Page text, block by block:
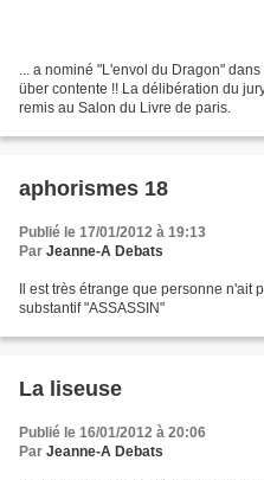
... a nominé "L'envol du Dragon"
über contente !! La délibération du
remis au Salon du Livre de paris.
aphorismes 18
Publié le 17/01/2012 à 19:13
Par Jeanne-A Debats
Il est très étrange que personne
substantif "ASSASSIN"
La liseuse
Publié le 16/01/2012 à 20:06
Par Jeanne-A Debats